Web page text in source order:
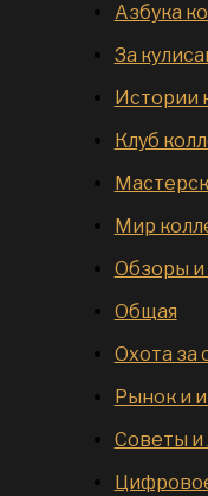
Азбука
За
Истории
Клуб
Мир
Обзоры и
Общая
Охота за
Рынок и
Советы и